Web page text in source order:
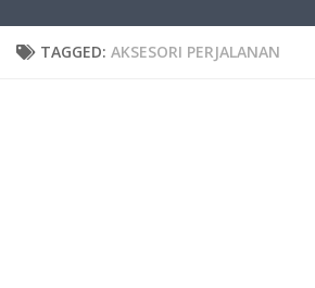
TAGGED: AKSESORI PERJALANAN